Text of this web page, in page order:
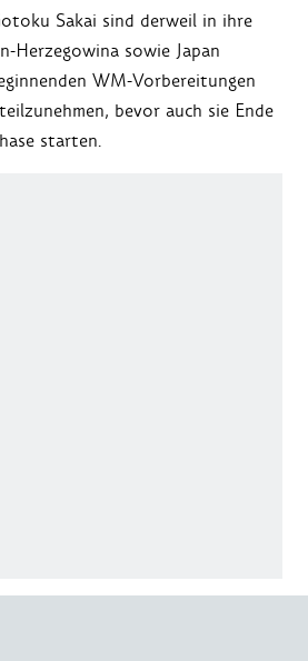
Sakai sind derweil in ihre
Herzegowina sowie Japan
WM-Vorbereitungen
bevor auch sie Ende
starten.